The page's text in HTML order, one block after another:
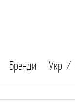
Бренди Укр /